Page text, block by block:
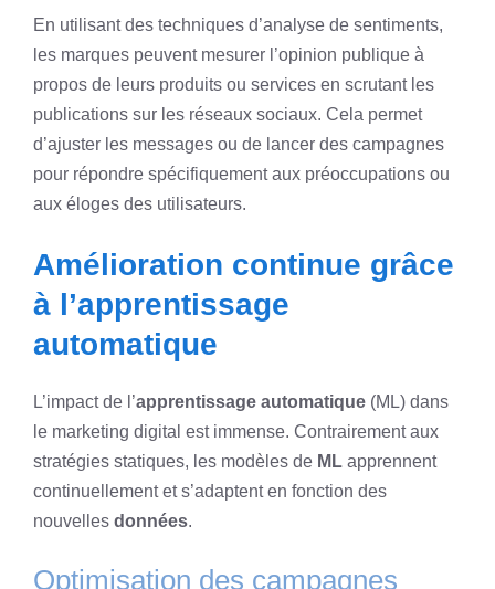
En utilisant des techniques d’analyse de sentiments,
les marques peuvent mesurer l’opinion publique à
propos de leurs produits ou services en scrutant les
publications sur les réseaux sociaux. Cela permet
d’ajuster les messages ou de lancer des campagnes
pour répondre spécifiquement aux préoccupations ou
aux éloges des utilisateurs.
Amélioration continue grâce
à l’apprentissage
automatique
L’impact de l’apprentissage automatique (ML) dans
le marketing digital est immense. Contrairement aux
stratégies statiques, les modèles de ML apprennent
continuellement et s’adaptent en fonction des
nouvelles données.
Optimisation des campagnes